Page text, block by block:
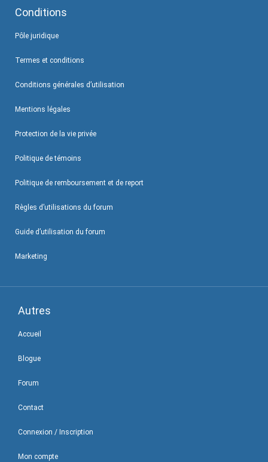
Conditions
Pôle juridique
Termes et conditions
Conditions générales d’utilisation
Mentions légales
Protection de la vie privée
Politique de témoins
Politique de remboursement et de report
Règles d’utilisations du forum
Guide d’utilisation du forum
Marketing
Autres
Accueil
Blogue
Forum
Contact
Connexion / Inscription
Mon compte